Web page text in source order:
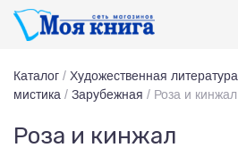
Каталог / Художественная литература
мистика / Зарубежная / Роза и кинжал
Роза и кинжал